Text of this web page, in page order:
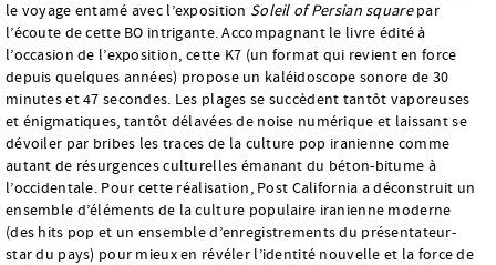
le voyage entamé avec l’exposition Soleil of Persian squarepar
l’écoute de cette BO intrigante. Accompagnant le livre édité à
l’occasion de l’exposition, cette K7 (un format qui revient en force
depuis quelques années) propose un kaléidoscope sonore de 30
minutes et 47 secondes. Les plages se succèdent tantôt vaporeuses
et énigmatiques, tantôt délavées de noise numérique et laissant se
dévoiler par bribes les traces de la culture pop iranienne comme
autant de résurgences culturelles émanant du béton-bitume à
l’occidentale. Pour cette réalisation, Post California a déconstruit un
ensemble d’éléments de la culture populaire iranienne moderne
(des hits pop et un ensemble d’enregistrements du présentateur-
star du pays) pour mieux en révéler l’identité nouvelle et la force de